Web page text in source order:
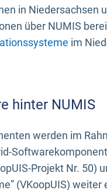
in Niedersachsen
über NUMIS
im
hinter NUMIS
werden im
Projekt Nr. 50)
(VKoopUIS)